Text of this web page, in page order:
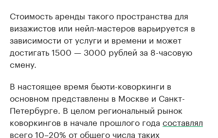
Стоимость аренды такого пространства для
визажистов или нейл-мастеров варьируется в
зависимости от услуги и времени и может
достигать 1500 — 3000 рублей за 8-часовую
смену.
В настоящее время бьюти-коворкинги в
основном представлены в Москве и Санкт-
Петербурге. В целом региональный рынок
коворкингов в начале прошлого года составлял
всего 10–20% от общего числа таких